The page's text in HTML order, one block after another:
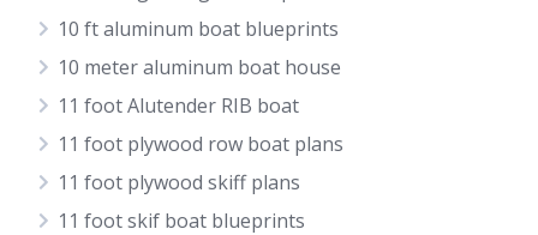
10 ft aluminum boat blueprints
10 meter aluminum boat house
11 foot Alutender RIB boat
11 foot plywood row boat plans
11 foot plywood skiff plans
11 foot skif boat blueprints